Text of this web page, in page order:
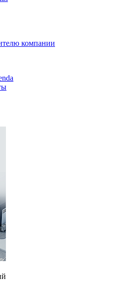
компании